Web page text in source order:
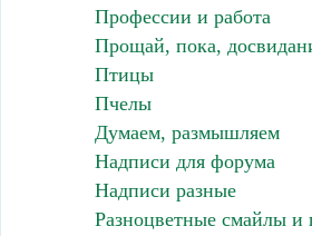
Профессии и работа
Прощай, пока,
Птицы
Пчелы
Думаем, размышляем
Надписи для форума
Надписи разные
Разноцветные смайлы и